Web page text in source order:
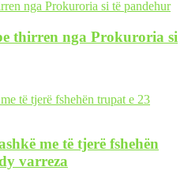
thirren nga Prokuroria si
me të tjerë fshehën
varreza